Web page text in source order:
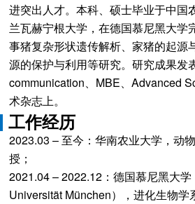
进突出人才。本科、硕士毕业于中国
兰瓦赫宁根大学，在德国慕尼黑大学
事猪复杂形状遗传解析、家猪的起源
源的保护与利用等研究。研究成果发
communication、MBE、Advanced
术杂志上。
工作经历
2023.03 – 至今：华南农业大学，动
授；
2021.04 – 2022.12：德国慕尼黑大
Universität München），进化生物学